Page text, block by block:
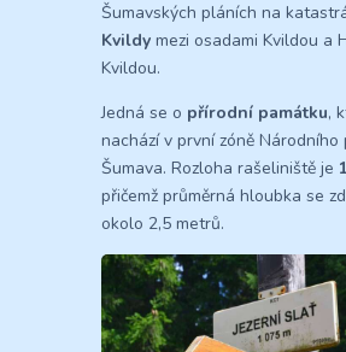
Šumavských pláních na
Kvildy mezi osadami Kvildou a
Kvildou.
Jedná se o přírodní památku,
nachází v první zóně Národního
Šumava. Rozloha rašeliniště je
přičemž průměrná hloubka se
okolo 2,5 metrů.